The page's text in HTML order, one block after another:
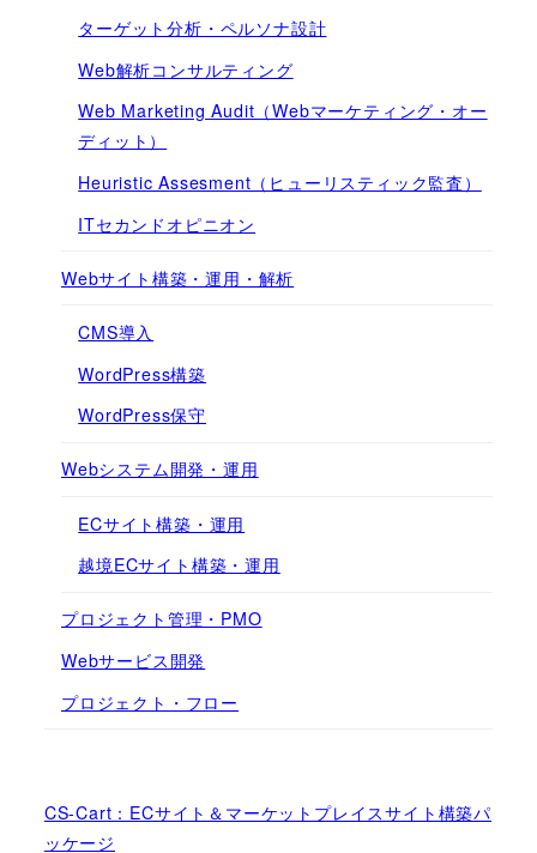
ターゲット分析・ペルソナ設計
Web解析コンサルティング
Web Marketing Audit（Webマーケティング・オー
ディット）
Heuristic Assesment（ヒューリスティック監査）
ITセカンドオピニオン
Webサイト構築・運用・解析
CMS導入
WordPress構築
WordPress保守
Webシステム開発・運用
ECサイト構築・運用
越境ECサイト構築・運用
プロジェクト管理・PMO
Webサービス開発
プロジェクト・フロー
CS-Cart：ECサイト＆マーケットプレイスサイト構築パ
ッケージ